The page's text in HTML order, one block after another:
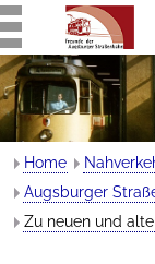
Home
Augsburger
Zu neuen und